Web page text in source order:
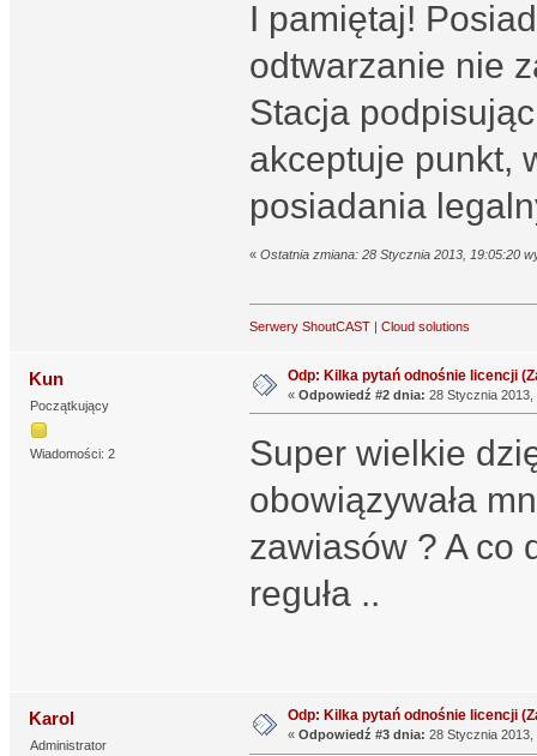
I pamiętaj!
odtwarzanie nie
Stacja
akceptuje punkt,
posiadania
« Ostatnia zmiana: 28 Stycznia 2013, 19:05:20
Serwery ShoutCAST| Cloud solutions
Kun
Początkujący
Wiadomości: 2
Odp: Kilka pytań odnośnie licencji
« Odpowiedź #2 dnia: 28 Stycznia 2013,
Super wielkie
obowiązywała
zawiasów ? A co
reguła ..
Karol
Administrator
Odp: Kilka pytań odnośnie licencji
« Odpowiedź #3 dnia: 28 Stycznia 2013,